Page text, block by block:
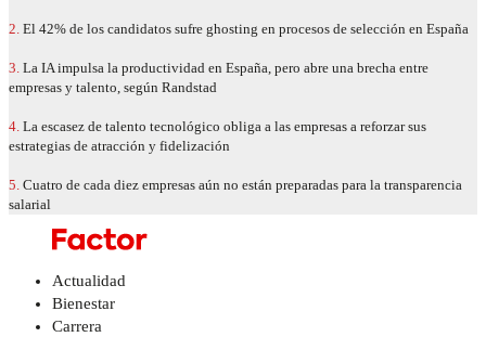
2. El 42% de los candidatos sufre ghosting en procesos de selección en España
3. La IA impulsa la productividad en España, pero abre una brecha entre
empresas y talento, según Randstad
4. La escasez de talento tecnológico obliga a las empresas a reforzar sus
estrategias de atracción y fidelización
5. Cuatro de cada diez empresas aún no están preparadas para la transparencia
salarial
Actualidad
Bienestar
Carrera